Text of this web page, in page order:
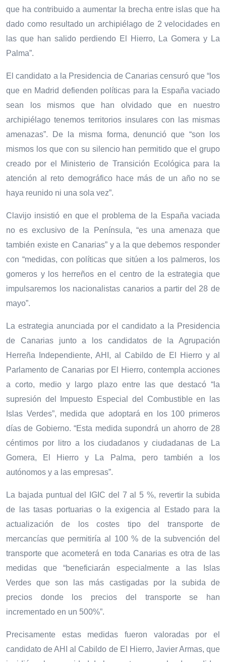
que ha contribuido a aumentar la brecha entre islas que ha
dado como resultado un archipiélago de 2 velocidades en
las que han salido perdiendo El Hierro, La Gomera y La
Palma”.
El candidato a la Presidencia de Canarias censuró que “los
que en Madrid defienden políticas para la España vaciado
sean los mismos que han olvidado que en nuestro
archipiélago tenemos territorios insulares con las mismas
amenazas”. De la misma forma, denunció que “son los
mismos los que con su silencio han permitido que el grupo
creado por el Ministerio de Transición Ecológica para la
atención al reto demográfico hace más de un año no se
haya reunido ni una sola vez”.
Clavijo insistió en que el problema de la España vaciada
no es exclusivo de la Península, “es una amenaza que
también existe en Canarias” y a la que debemos responder
con “medidas, con políticas que sitúen a los palmeros, los
gomeros y los herreños en el centro de la estrategia que
impulsaremos los nacionalistas canarios a partir del 28 de
mayo”.
La estrategia anunciada por el candidato a la Presidencia
de Canarias junto a los candidatos de la Agrupación
Herreña Independiente, AHI, al Cabildo de El Hierro y al
Parlamento de Canarias por El Hierro, contempla acciones
a corto, medio y largo plazo entre las que destacó “la
supresión del Impuesto Especial del Combustible en las
Islas Verdes”, medida que adoptará en los 100 primeros
días de Gobierno. “Esta medida supondrá un ahorro de 28
céntimos por litro a los ciudadanos y ciudadanas de La
Gomera, El Hierro y La Palma, pero también a los
autónomos y a las empresas”.
La bajada puntual del IGIC del 7 al 5 %, revertir la subida
de las tasas portuarias o la exigencia al Estado para la
actualización de los costes tipo del transporte de
mercancías que permitiría al 100 % de la subvención del
transporte que acometerá en toda Canarias es otra de las
medidas que “beneficiarán especialmente a las Islas
Verdes que son las más castigadas por la subida de
precios donde los precios del transporte se han
incrementado en un 500%”.
Precisamente estas medidas fueron valoradas por el
candidato de AHI al Cabildo de El Hierro, Javier Armas, que